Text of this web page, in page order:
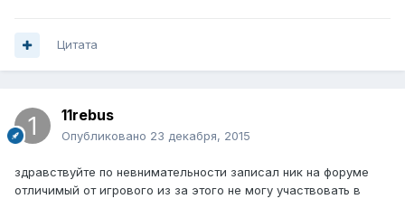
Цитата
11rebus
Опубликовано 23 декабря, 2015
здравствуйте по невнимательности записал ник на форуме
отличимый от игрового из за этого не могу участвовать в